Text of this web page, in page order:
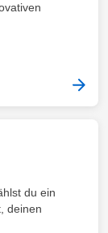
du ein
deinen